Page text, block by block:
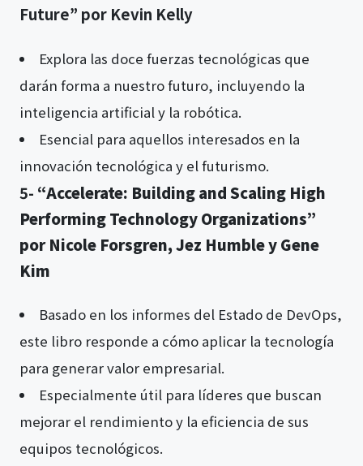
Future” por Kevin Kelly
Explora las doce fuerzas tecnológicas que
darán forma a nuestro futuro, incluyendo la
inteligencia artificial y la robótica.
Esencial para aquellos interesados en la
innovación tecnológica y el futurismo.
5- “Accelerate: Building and Scaling High
Performing Technology Organizations”
por Nicole Forsgren, Jez Humble y Gene
Kim
Basado en los informes del Estado de DevOps,
este libro responde a cómo aplicar la tecnología
para generar valor empresarial.
Especialmente útil para líderes que buscan
mejorar el rendimiento y la eficiencia de sus
equipos tecnológicos.